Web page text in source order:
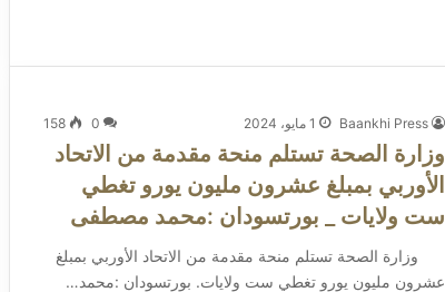
Baankhi Press 1 مايو، 2024 0
158
وزارة الصحة تستلم منحة مقدمة من الاتحاد
الأوربي بمبلغ عشرون مليون يورو تغطي
ست ولايات _ بورتسودان :محمد مصطفى
وزارة الصحة تستلم منحة مقدمة من الاتحاد الأوربي بمبلغ
عشرون مليون يورو تغطي ست ولايات. بورتسودان :محمد…